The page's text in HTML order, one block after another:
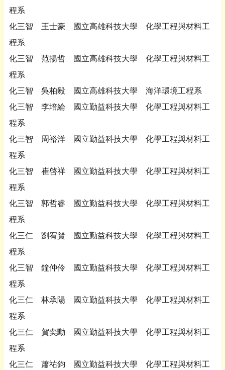
程系
化三智 王士豪 國立高雄科技大學 化學工程與材料工
程系
化三智 范揚哲 國立高雄科技大學 化學工程與材料工
程系
化三智 吳柏毅 國立高雄科技大學 海洋環境工程系
化三智 李培綸 國立勤益科技大學 化學工程與材料工
程系
化三智 周裕洋 國立勤益科技大學 化學工程與材料工
程系
化三智 崔啓祥 國立勤益科技大學 化學工程與材料工
程系
化三智 郭哲睿 國立勤益科技大學 化學工程與材料工
程系
化三仁 劉宥賢 國立勤益科技大學 化學工程與材料工
程系
化三智 鐘仲伶 國立勤益科技大學 化學工程與材料工
程系
化三仁 林承陽 國立勤益科技大學 化學工程與材料工
程系
化三仁 賀奕勳 國立勤益科技大學 化學工程與材料工
程系
化三仁 蕭祐鈞 國立勤益科技大學 化學工程與材料工